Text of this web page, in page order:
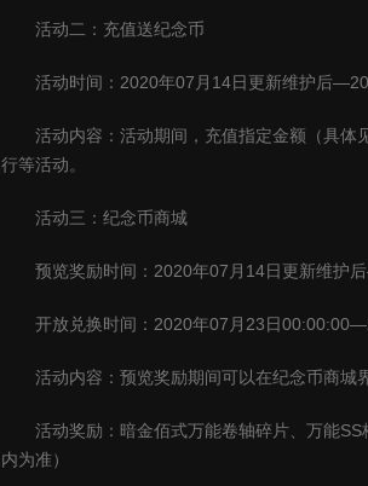
活动二：充值送纪念币
活动时间： 2020年07 月 14日更新维护后—
活动内容：活动期间，充值指定金额（具体
行等活动。
活动三：纪念币商城
预览奖励时间： 2020年07 月 14日更新维护
开放兑换时间： 2020年07 月 23日00:00:00—
活动内容：预览奖励期间可以在纪念币商城
活动奖励：暗金佰式万能卷轴碎片、万能SS
内为准）